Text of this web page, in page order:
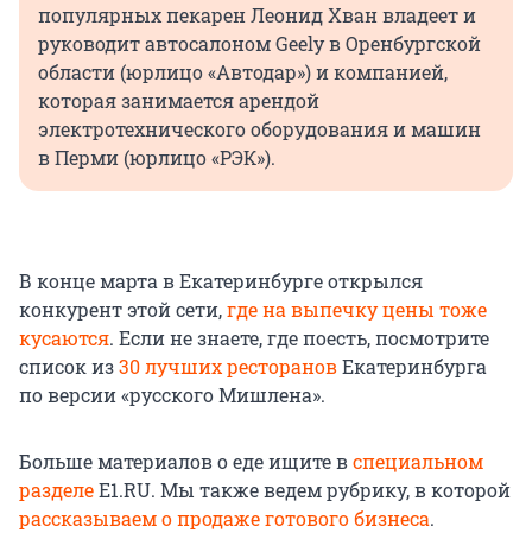
популярных пекарен Леонид Хван владеет и
руководит автосалоном Geely в Оренбургской
области (юрлицо «Автодар») и компанией,
которая занимается арендой
электротехнического оборудования и машин
в Перми (юрлицо «РЭК»).
В конце марта в Екатеринбурге открылся
конкурент этой сети,где на выпечку цены тоже
кусаются. Если не знаете, где поесть, посмотрите
список из30 лучших ресторановЕкатеринбурга
по версии «русского Мишлена».
Больше материалов о еде ищите вспециальном
разделеE1.RU. Мы также ведем рубрику, в которой
рассказываем о продаже готового бизнеса.